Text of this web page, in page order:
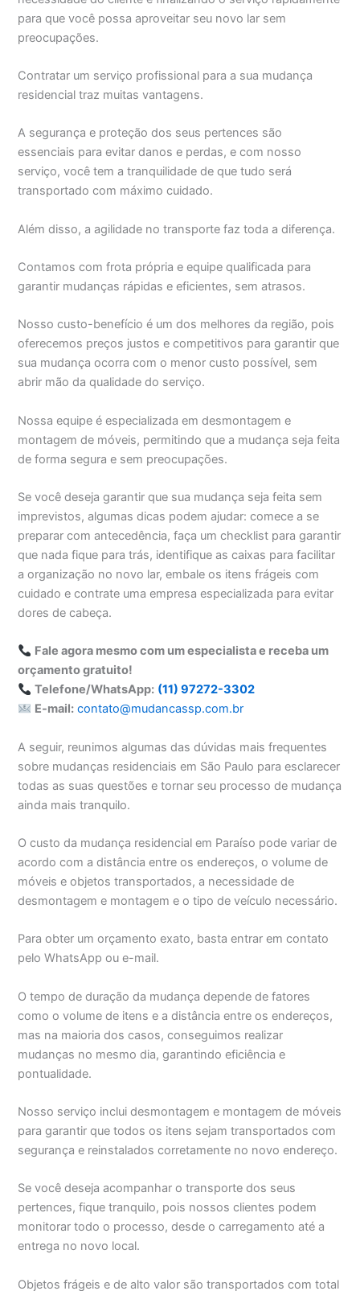
para que você possa aproveitar seu novo lar sem
preocupações.
Contratar um serviço profissional para a sua mudança
residencial traz muitas vantagens.
A segurança e proteção dos seus pertences são
essenciais para evitar danos e perdas, e com nosso
serviço, você tem a tranquilidade de que tudo será
transportado com máximo cuidado.
Além disso, a agilidade no transporte faz toda a diferença.
Contamos com frota própria e equipe qualificada para
garantir mudanças rápidas e eficientes, sem atrasos.
Nosso custo-benefício é um dos melhores da região, pois
oferecemos preços justos e competitivos para garantir que
sua mudança ocorra com o menor custo possível, sem
abrir mão da qualidade do serviço.
Nossa equipe é especializada em desmontagem e
montagem de móveis, permitindo que a mudança seja feita
de forma segura e sem preocupações.
Se você deseja garantir que sua mudança seja feita sem
imprevistos, algumas dicas podem ajudar: comece a se
preparar com antecedência, faça um checklist para garantir
que nada fique para trás, identifique as caixas para facilitar
a organização no novo lar, embale os itens frágeis com
cuidado e contrate uma empresa especializada para evitar
dores de cabeça.
Fale agora mesmo com um especialista e receba um
orçamento gratuito!
Telefone/WhatsApp: (11) 97272-3302
E-mail: contato@mudancassp.com.br
A seguir, reunimos algumas das dúvidas mais frequentes
sobre mudanças residenciais em São Paulo para esclarecer
todas as suas questões e tornar seu processo de mudança
ainda mais tranquilo.
O custo da mudança residencial em Paraíso pode variar de
acordo com a distância entre os endereços, o volume de
móveis e objetos transportados, a necessidade de
desmontagem e montagem e o tipo de veículo necessário.
Para obter um orçamento exato, basta entrar em contato
pelo WhatsApp ou e-mail.
O tempo de duração da mudança depende de fatores
como o volume de itens e a distância entre os endereços,
mas na maioria dos casos, conseguimos realizar
mudanças no mesmo dia, garantindo eficiência e
pontualidade.
Nosso serviço inclui desmontagem e montagem de móveis
para garantir que todos os itens sejam transportados com
segurança e reinstalados corretamente no novo endereço.
Se você deseja acompanhar o transporte dos seus
pertences, fique tranquilo, pois nossos clientes podem
monitorar todo o processo, desde o carregamento até a
entrega no novo local.
Objetos frágeis e de alto valor são transportados com total